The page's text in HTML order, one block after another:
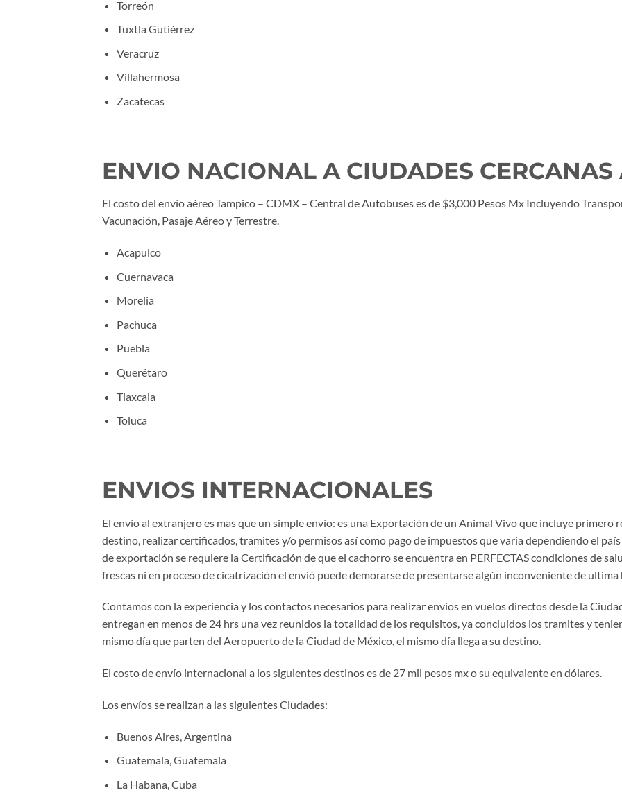
Torreón
Tuxtla Gutiérrez
Veracruz
Villahermosa
Zacatecas
ENVIO NACIONAL A CIUDADES
El costo del envío aéreo Tampico – CDMX – Central de Autobuses es de $3,000 Pesos Mx Incluyendo
Vacunación, Pasaje Aéreo y Terrestre.
Acapulco
Cuernavaca
Morelia
Pachuca
Puebla
Querétaro
Tlaxcala
Toluca
ENVIOS INTERNACIONALES
El envío al extranjero es mas que un simple envío: es una Exportación de un Animal Vivo que incluye primero
destino, realizar certificados, tramites y/o permisos así como pago de impuestos que varia dependiendo el
de exportación se requiere la Certificación de que el cachorro se encuentra en PERFECTAS condiciones de
frescas ni en proceso de cicatrización el envió puede demorarse de presentarse algún inconveniente de ultima
Contamos con la experiencia y los contactos necesarios para realizar envíos en vuelos directos desde la
entregan en menos de 24 hrs una vez reunidos la totalidad de los requisitos, ya concluidos los tramites y
mismo día que parten del Aeropuerto de la Ciudad de México, el mismo día llega a su destino.
El costo de envío internacional a los siguientes destinos es de 27 mil pesos mx o su equivalente en dólares.
Los envíos se realizan a las siguientes Ciudades:
Buenos Aires, Argentina
Guatemala, Guatemala
La Habana, Cuba